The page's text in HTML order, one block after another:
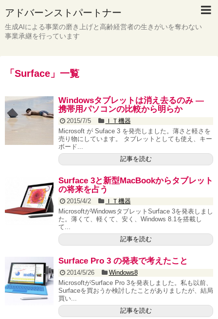
アドバーンストパートナー
生成AIによる事業の磨き上げと高齢経営者の生きがいを奪わない
事業承継を行っています
「 Surface 」 一覧
Windowsタブレットは消え去るのみ ―
携帯用パソコンの比較から明らか
2015/7/5
ＩＴ機器
Microsoft が Suface 3 を発売しました。薄さと軽さを
売り物にしています。 タブレットとしても使え、キー
ボード...
記事を読む
Surface 3と新型MacBookからタブレット
の将来を占う
2015/4/2
ＩＴ機器
MicrosoftがWindowsタブレットSurface 3を発表しまし
た。薄くて、軽くて、安く、Windows 8.1を搭載し
て...
記事を読む
Surface Pro 3 の発表で考えたこと
2014/5/26
Windows8
MicrosoftがSurface Pro 3を発表しました。私も以前、
Surfaceを買おうか検討したことがありましたが、結局
買い...
記事を読む